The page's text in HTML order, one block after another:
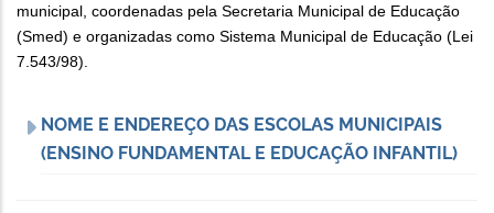
municipal, coordenadas pela Secretaria Municipal de Educação
(Smed) e organizadas como Sistema Municipal de Educação (Lei
7.543/98).
NOME E ENDEREÇO DAS ESCOLAS MUNICIPAIS
(ENSINO FUNDAMENTAL E EDUCAÇÃO INFANTIL)